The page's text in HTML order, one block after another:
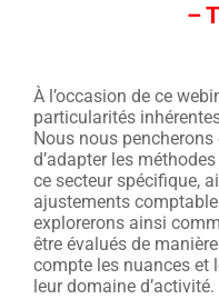
–
À l’occasion de ce
particularités
Nous nous
d’adapter les
ce secteur spécifique,
ajustements
explorerons ainsi
être évalués de
compte les nuances et
leur domaine d’activité.